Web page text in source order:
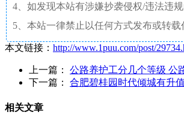
4、如发现本站有涉嫌抄袭侵权/违法违
5、本站一律禁止以任何方式发布或转
本文链接： http://www.1puu.com/post/
上一篇： 公路养护工分几个等级 公
下一篇： 合肥碧桂园时代倾城有升
相关文章